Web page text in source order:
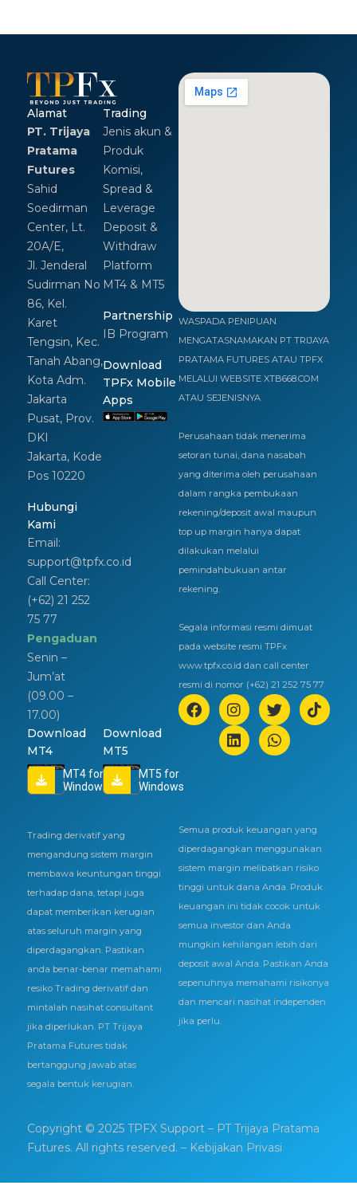
Alamat
PT. Trijaya
Pratama
Futures
Sahid
Soedirman
Center, Lt.
20A/E,
Jl. Jenderal
Sudirman No
86, Kel.
Karet
Tengsin, Kec.
Tanah Abang,
Kota Adm.
Jakarta
Pusat, Prov.
DKI
Jakarta, Kode
Pos 10220
Hubungi
Kami
Email:
support@tpfx.co.id
Call Center:
(+62) 21 252
75 77
Pengaduan
Senin –
Jum’at
(09.00 –
17.00)
Trading
Jenis akun &
Produk
Komisi,
Spread &
Leverage
Deposit &
Withdraw
Platform
MT4 & MT5
Partnership
IB Program
Download
TPFx Mobile
Apps
Download
MT4
MT4 for
Windows
Download
MT5
MT5 for
Windows
WASPADA PENIPUAN
MENGATASNAMAKAN PT TRIJAYA
PRATAMA FUTURES ATAU TPFX
MELALUI WEBSITE XTB668.COM
ATAU SEJENISNYA
Perusahaan tidak menerima
setoran tunai, dana nasabah
yang diterima oleh perusahaan
dalam rangka pembukaan
rekening/deposit awal maupun
top up margin hanya dapat
dilakukan melalui
pemindahbukuan antar
rekening.
Segala informasi resmi dimuat
pada website resmi TPFx
www.tpfx.co.id dan call center
resmi di nomor (+62) 21 252 75 77
Trading derivatif yang
mengandung sistem margin
membawa keuntungan tinggi
terhadap dana, tetapi juga
dapat memberikan kerugian
atas seluruh margin yang
diperdagangkan. Pastikan
anda benar-benar memahami
resiko Trading derivatif dan
mintalah nasihat consultant
jika diperlukan. PT Trijaya
Pratama Futures tidak
bertanggung jawab atas
segala bentuk kerugian.
Semua produk keuangan yang
diperdagangkan menggunakan
sistem margin melibatkan risiko
tinggi untuk dana Anda. Produk
keuangan ini tidak cocok untuk
semua investor dan Anda
mungkin kehilangan lebih dari
deposit awal Anda. Pastikan Anda
sepenuhnya memahami risikonya
dan mencari nasihat independen
jika perlu.
Copyright © 2025 TPFX Support – PT Trijaya Pratama
Futures. All rights reserved. – Kebijakan Privasi